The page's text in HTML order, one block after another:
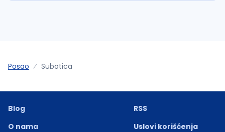
Posao Subotica
Blog
O nama
RSS
Uslovi korišćenja